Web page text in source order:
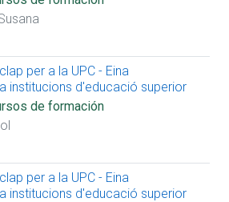
per a la UPC - Eina
institucions d'educació superior
de formación
per a la UPC - Eina
institucions d'educació superior